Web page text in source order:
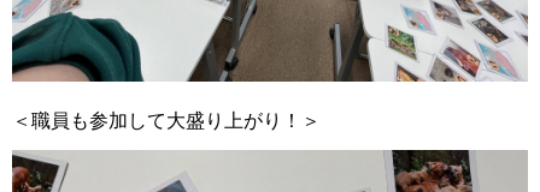
＜職員も参加して大盛り上がり！＞